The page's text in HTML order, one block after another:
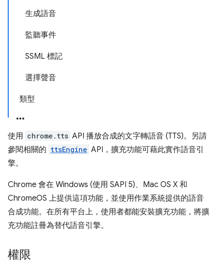
生成語音
監聽事件
SSML 標記
選擇聲音
類型
使用 chrome.tts API 播放合成的文字轉語音 (TTS)。另請
參閱相關的 ttsEngine API，擴充功能可藉此實作語音引
擎。
Chrome 會在 Windows (使用 SAPI 5)、Mac OS X 和
ChromeOS 上提供這項功能，並使用作業系統提供的語音
合成功能。在所有平台上，使用者都能安裝擴充功能，將擴
充功能註冊為替代語音引擎。
權限